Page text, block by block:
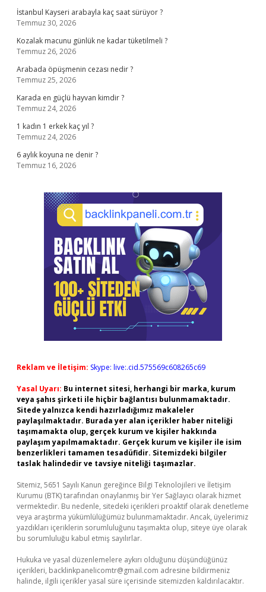
İstanbul Kayseri arabayla kaç saat sürüyor ?
Temmuz 30, 2026
Kozalak macunu günlük ne kadar tüketilmeli ?
Temmuz 26, 2026
Arabada öpüşmenin cezası nedir ?
Temmuz 25, 2026
Karada en güçlü hayvan kimdir ?
Temmuz 24, 2026
1 kadın 1 erkek kaç yıl ?
Temmuz 24, 2026
6 aylık koyuna ne denir ?
Temmuz 16, 2026
Reklam ve İletişim: Skype: live:.cid.575569c608265c69
Yasal Uyarı: Bu internet sitesi, herhangi bir marka, kurum
veya şahıs şirketi ile hiçbir bağlantısı bulunmamaktadır.
Sitede yalnızca kendi hazırladığımız makaleler
paylaşılmaktadır. Burada yer alan içerikler haber niteliği
taşımamakta olup, gerçek kurum ve kişiler hakkında
paylaşım yapılmamaktadır. Gerçek kurum ve kişiler ile isim
benzerlikleri tamamen tesadüfidir. Sitemizdeki bilgiler
taslak halindedir ve tavsiye niteliği taşımazlar.
Sitemiz, 5651 Sayılı Kanun gereğince Bilgi Teknolojileri ve İletişim
Kurumu (BTK) tarafından onaylanmış bir Yer Sağlayıcı olarak hizmet
vermektedir. Bu nedenle, sitedeki içerikleri proaktif olarak denetleme
veya araştırma yükümlülüğümüz bulunmamaktadır. Ancak, üyelerimiz
yazdıkları içeriklerin sorumluluğunu taşımakta olup, siteye üye olarak
bu sorumluluğu kabul etmiş sayılırlar.
Hukuka ve yasal düzenlemelere aykırı olduğunu düşündüğünüz
içerikleri, backlinkpanelicomtr@gmail.com adresine bildirmeniz
halinde, ilgili içerikler yasal süre içerisinde sitemizden kaldırılacaktır.